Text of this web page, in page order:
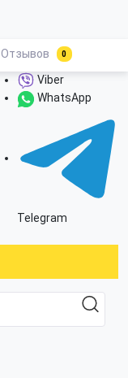
Viber
WhatsApp
Telegram
Отзывов 0